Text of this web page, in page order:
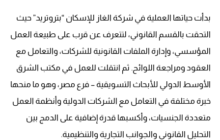
بدأت حياتها العملية في شركة الغاز للإسكان “بتروتريد” حيث
التحقت بالقسم القانوني، لتتعرف عن قرب على طبيعة العمل
المؤسسي، وإدارة الملفات القانونية للشركات، والتعامل مع
العقود ومراجعة اللوائح. ثم انتقلت للعمل في مكتب الشرق
الأوسط الدولي للأبحاث التسويقية – فرع مصر، وهو ما منحها
خبرة مختلفة في التعامل مع الشركات الدولية وأنظمة العمل
متعددة الجنسيات، وأكسبها قدرة إضافية على الدمج بين
التحليل القانوني والجوانب التجارية والتنظيمية.